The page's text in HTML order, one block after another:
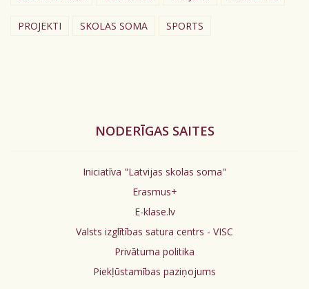
PROJEKTI SKOLAS SOMA SPORTS
NODERĪGAS SAITES
Iniciatīva "Latvijas skolas soma"
Erasmus+
E-klase.lv
Valsts izglītības satura centrs - VISC
Privātuma politika
Piekļūstamības paziņojums